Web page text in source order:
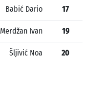
Babić Dario 17
Merdžan Ivan 19
Šljivić Noa 20